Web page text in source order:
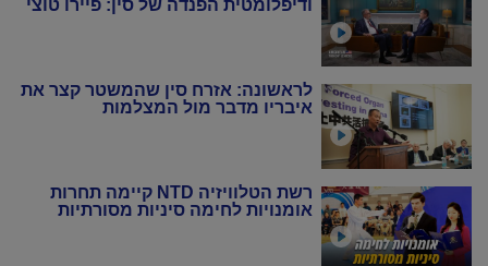
ודיפלומטית הפנדה של סין: פיירו טוצי
לראשונה: אזרח סין שהמשטר קצר את
איבריו מדבר מול המצלמות
רשת הטלוויזיה NTD קיימה תחרות
אומנויות לחימה סיניות מסורתיות